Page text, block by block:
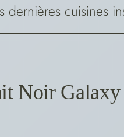
dernières cuisines
Noir Galaxy